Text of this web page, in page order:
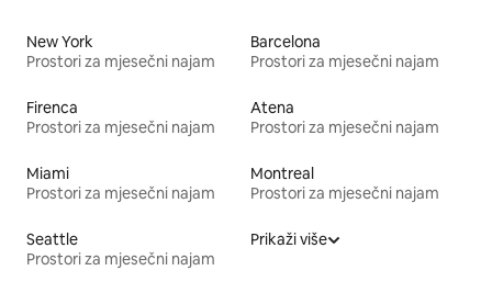
New York
Prostori za mjesečni najam
Barcelona
Prostori za mjesečni najam
Firenca
Prostori za mjesečni najam
Atena
Prostori za mjesečni najam
Miami
Prostori za mjesečni najam
Montreal
Prostori za mjesečni najam
Seattle
Prostori za mjesečni najam
Prikaži više